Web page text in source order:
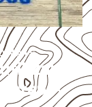
–